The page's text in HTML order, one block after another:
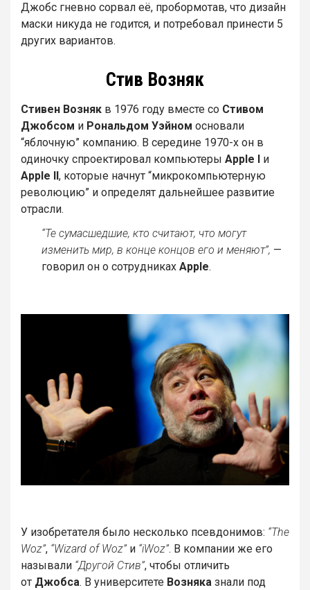
Джобс гневно сорвал её, пробормотав, что дизайн
маски никуда не годится, и потребовал принести 5
других вариантов.
Стив Возняк
Стивен Возняк в 1976 году вместе со Стивом
Джобсом и Рональдом Уэйном основали
“яблочную” компанию. В середине 1970-х он в
одиночку спроектировал компьютеры Apple I и
Apple II, которые начнут “микрокомпьютерную
революцию” и определят дальнейшее развитие
отрасли.
“Те сумасшедшие, кто считают, что могут
изменить мир, в конце концов его и меняют”, —
говорил он о сотрудниках Apple.
У изобретателя было несколько псевдонимов: “The
Woz”, “Wizard of Woz”и “iWoz”. В компании же его
называли “Другой Стив”, чтобы отличить
от Джобса. В университете Возняка знали под